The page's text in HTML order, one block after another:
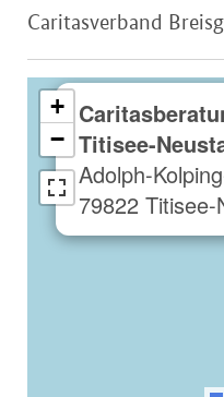
Caritasverband
Titisee-
Adolph-
79822 Titisee-
+
−